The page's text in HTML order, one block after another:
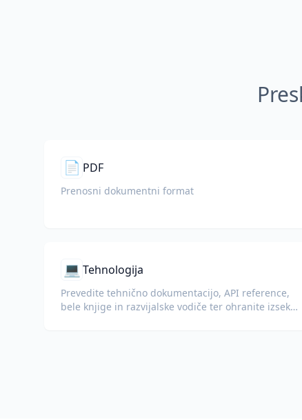
📄 PDF
Prenosni dokumentni format
💻 Tehnologija
Prevedite tehnično dokumentacijo, API reference,
bele knjige in razvijalske vodiče ter ohranite izseke